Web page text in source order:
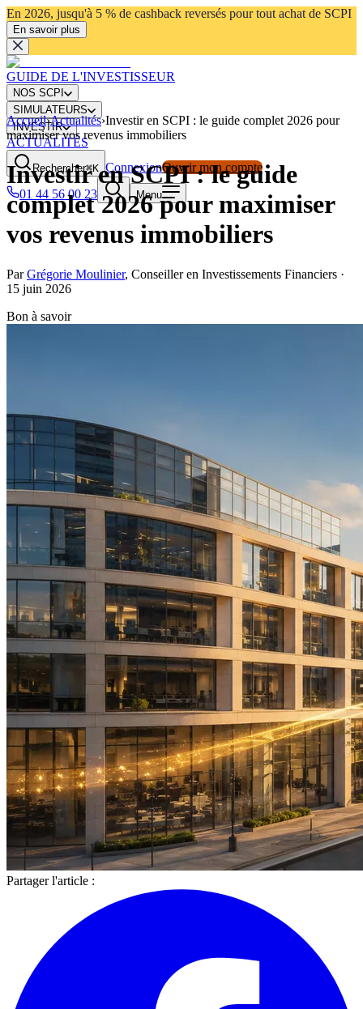
En 2026, jusqu'à 5 % de cashback reversés pour tout achat de SCPI
En savoir plus
GUIDE DE L'INVESTISSEUR
NOS SCPI
SIMULATEURS
INVESTIR
ACTUALITÉS
Rechercher⌘K ConnexionOuvrir mon compte
01 44 56 00 23
Menu
Accueil›Actualités›Investir en SCPI : le guide complet 2026 pour
maximiser vos revenus immobiliers
Investir en SCPI : le guide
complet 2026 pour maximiser
vos revenus immobiliers
Par Grégorie Moulinier, Conseiller en Investissements Financiers ·
15 juin 2026
Bon à savoir
Partager l'article :